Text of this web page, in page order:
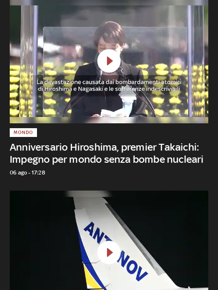
Anniversario Hiroshima, premier Takaichi:
Impegno per mondo senza bombe nucleari
MONDO
06 ago - 17:28